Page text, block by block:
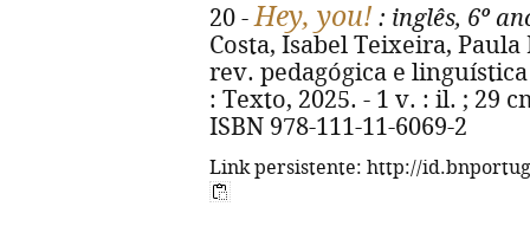
20 -Hey, you! : inglês, 6º
Costa, Isabel Teixeira,
rev. pedagógica e
: Texto, 2025. - 1 v. : il. ; 29
ISBN 978-111-11-6069-2
Link persistente: http://